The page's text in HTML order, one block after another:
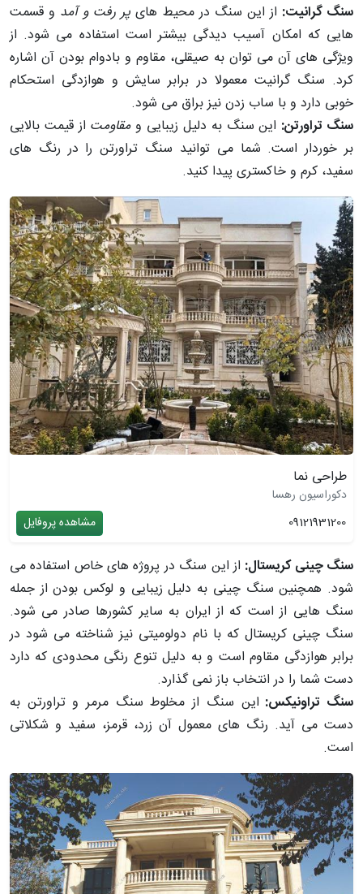
سنگ گرانیت: از این سنگ در محیط های پر رفت و آمد و قسمت
هایی که امکان آسیب دیدگی بیشتر است استفاده می شود. از
ویژگی های آن می توان به صیقلی، مقاوم و بادوام بودن آن اشاره
کرد. سنگ گرانیت معمولا در برابر سایش و هوازدگی استحکام
خوبی دارد و با ساب زدن نیز براق می شود.
سنگ تراورتن: این سنگ به دلیل زیبایی ومقاومت از قیمت بالایی
بر خوردار است. شما می توانید سنگ تراورتن را در رنگ های
سفید، کرم و خاکستری پیدا کنید.
طراحی نما
دکوراسیون رهسا
09121931200
مشاهده پروفایل
سنگ چینی کریستال: از این سنگ در پروژه های خاص استفاده می
شود. همچنین سنگ چینی به دلیل زیبایی و لوکس بودن از جمله
سنگ هایی از است که از ایران به سایر کشورها صادر می شود.
سنگ چینی کریستال که با نام دولومیتی نیز شناخته می شود در
برابر هوازدگی مقاوم است و به دلیل تنوع رنگی محدودی که دارد
دست شما را در انتخاب باز نمی گذارد.
سنگ تراونیکس: این سنگ از مخلوط سنگ مرمر و تراورتن به
دست می آید. رنگ های معمول آن زرد، قرمز، سفید و شکلاتی
است.